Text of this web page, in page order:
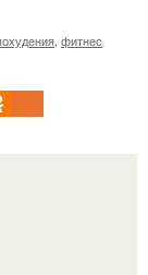
фитнес